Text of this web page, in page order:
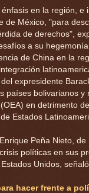
en la región, e
México, "para
de derechos",
a su
de China en la
expresidente
países bolivarianos y
en detrimento
Estados
Peña Nieto,
políticas en sus
Unidos, señaló.
hacer frente a